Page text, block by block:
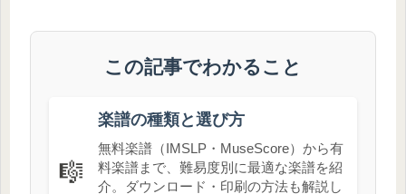
この記事でわかること
🎼
楽譜の種類と選び方
無料楽譜（IMSLP・MuseScore）から有
料楽譜まで、難易度別に最適な楽譜を紹
介。ダウンロード・印刷の方法も解説し